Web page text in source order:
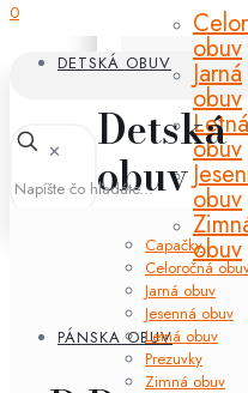
obuv
Jarná
obuv
Letná
obuv
obuv
obuv
PÁNSKA OBUV
0
DETSKÁ OBUV
Detská
obuv
Capačky
Celoročná
Jarná obuv
Jesenná obuv
Letná obuv
Prezuvky
Zimná obuv
✕